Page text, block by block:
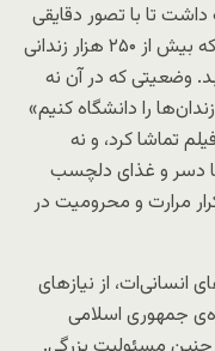
تا با تصور دقایقی
حضور در زندان، غیرعادی بودن وضعیتی که بیش از ۲۵۰ هزار زندانی
وضعیتی که در آن نه
را دانشگاه کنیم»
تماشا کرد، و نه
دسر و غذای دلچسب
مرارت و محرومیت در
انسانیات، از نیازهای
جمهوری اسلامی